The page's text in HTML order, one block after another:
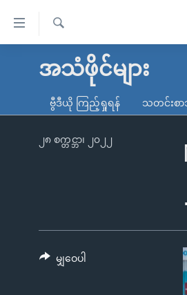
လွယ်ကူ
သည့်
မူလစာမျက်နှာ
ကမ္ဘာ့သတင်းများ
နိုင်ငံတကာ
မကြေးမုံရဲ့ အင်္ဂလိပ်စာ
ရေဒီယို
ရေဒီယိုနှင့်ရုပ်သံ အချက်အလက်များ
ရ
အသံဖိုင်များ
ဗွီဒီယို ကြည့်ရှုရန် သတင်းစာ
၂၈ စက္တင္ဘာ၊ ၂၀၂၂
မျှဝေပါ